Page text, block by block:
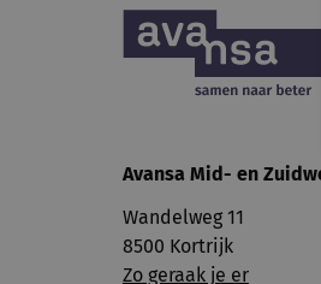
Avansa Mid- en
Wandelweg 11
8500 Kortrijk
Zo geraak je er